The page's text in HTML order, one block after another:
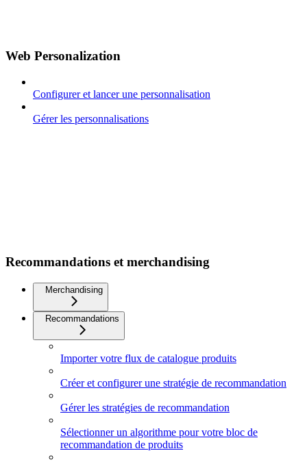
Web Personalization
Configurer et lancer une personnalisation
Gérer les personnalisations
Recommandations et merchandising
Merchandising
Recommandations
Importer votre flux de catalogue produits
Créer et configurer une stratégie de recommandation
Gérer les stratégies de recommandation
Sélectionner un algorithme pour votre bloc de
recommandation de produits